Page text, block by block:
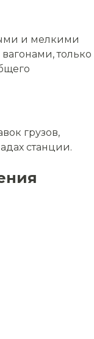
и мелкими
только
грузов,
станции.